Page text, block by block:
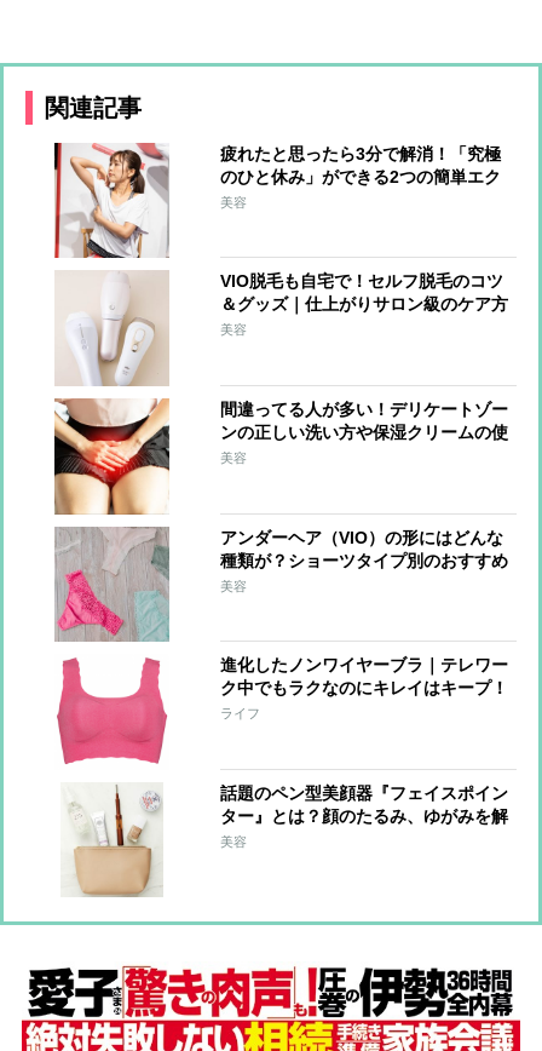
関連記事
疲れたと思ったら3分で解消！「究極
のひと休み」ができる2つの簡単エク
ササイズ
美容
VIO脱毛も自宅で！セルフ脱毛のコツ
＆グッズ｜仕上がりサロン級のケア方
法とは
美容
間違ってる人が多い！デリケートゾー
ンの正しい洗い方や保湿クリームの使
い方
美容
アンダーヘア（VIO）の形にはどんな
種類が？ショーツタイプ別のおすすめ
を紹介！
美容
進化したノンワイヤーブラ｜テレワー
ク中でもラクなのにキレイはキープ！
ライフ
話題のペン型美顔器『フェイスポイン
ター』とは？顔のたるみ、ゆがみを解
消して小顔に!?
美容